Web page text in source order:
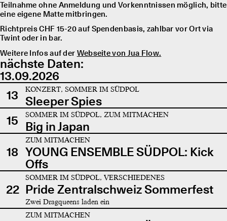
Teilnahme ohne Anmeldung und Vorkenntnissen möglich, bitte
eine eigene Matte mitbringen.
Richtpreis CHF 15-20 auf Spendenbasis, zahlbar vor Ort via
Twint oder in bar.
Weitere Infos auf der Webseite von Jua Flow.
nächste Daten:
13.09.2026
13
KONZERT, SOMMER IM SÜDPOL
Sleeper Spies
15
SOMMER IM SÜDPOL, ZUM MITMACHEN
Big in Japan
18
ZUM MITMACHEN
YOUNG ENSEMBLE SÜDPOL: Kick
Offs
22
SOMMER IM SÜDPOL, VERSCHIEDENES
Pride Zentralschweiz Sommerfest
Zwei Dragqueens laden ein
ZUM MITMACHEN